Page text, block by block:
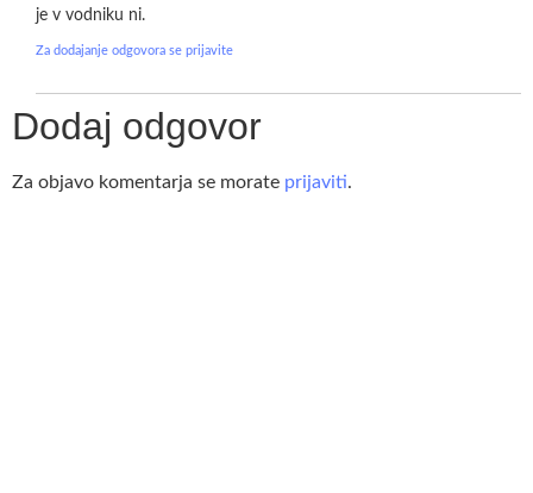
je v vodniku ni.
Za dodajanje odgovora se prijavite
Dodaj odgovor
Za objavo komentarja se morate prijaviti.